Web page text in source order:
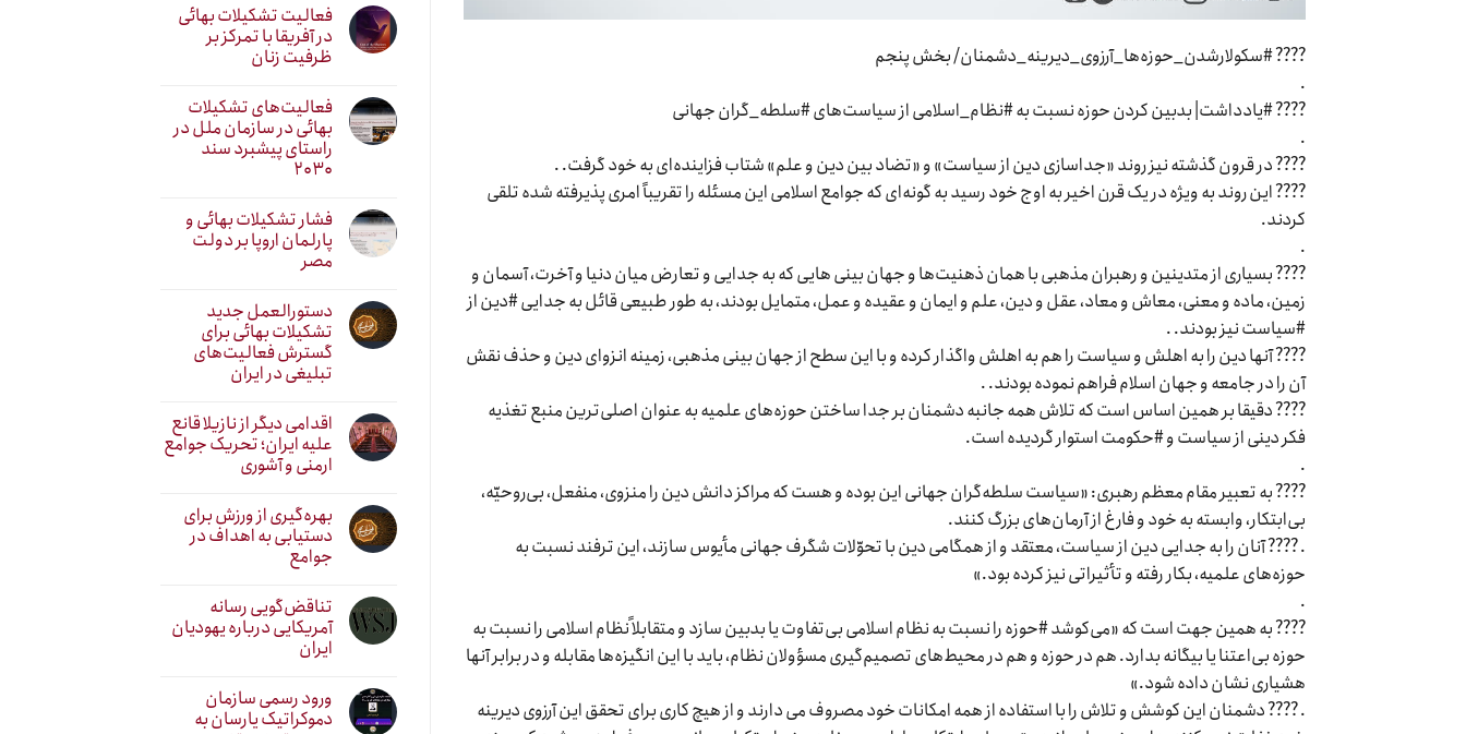
???? #سکولارشدن_حوزه‌ها_آرزوی_دیرینه_دشمنان/ بخش پنجم
.
???? #یادداشت| بدبین کردن حوزه نسبت به #نظام_اسلامی از سیاست‌های #سلطه_گران جهانی
.
???? در قرون گذشته نیز روند «جداسازی دین از سیاست» و «تضاد بین دین و علم» شتاب فزاینده‌ای به خود گرفت. .
???? این روند به ویژه در یک قرن اخیر به اوج خود رسید به گونه‌ای که جوامع اسلامی این مسئله را تقریباً امری پذیرفته شده تلقی
کردند.
.
???? بسیاری از متدینین و رهبران مذهبی با همان ذهنیت‌ها و جهان بینی هایی که به جدایی و تعارض میان دنیا و آخرت، آسمان و
زمین، ماده و معنی، معاش و معاد، عقل و دین، علم و ایمان و عقیده و عمل، متمایل بودند، به طور طبیعی قائل به جدایی #دین از
#سیاست نیز بودند. .
???? آنها دین را به اهلش و سیاست را هم به اهلش واگذار کرده و با این سطح از جهان بینی مذهبی، زمینه انزوای دین و حذف نقش
آن را در جامعه و جهان اسلام فراهم نموده بودند. .
???? دقیقا بر همین اساس است که تلاش همه جانبه دشمنان بر جدا ساختن حوزه‌های علمیه به عنوان اصلی‌ترین منبع تغذیه
فکر دینی از سیاست و #حکومت استوار گردیده است.
.
???? به تعبیر مقام معظم رهبری: «سیاست سلطه‌گران جهانی این بوده و هست که مراکز دانش دین را منزوی، منفعل، بی‌روحیّه،
بی‌ابتکار، وابسته به خود و فارغ از آرمان‌های بزرگ کنند.
. ???? آنان را به جدایی دین از سیاست، معتقد و از همگامی دین با تحوّلات شگرف جهانی مأیوس سازند، این ترفند نسبت به
حوزه‌های علمیه، بکار رفته و تأثیراتی نیز کرده بود.»
.
???? به همین جهت است که «می‌کوشد #حوزه را نسبت به نظام اسلامی بی‌تفاوت یا بدبین سازد و متقابلاً نظام اسلامی را نسبت به
حوزه بی‌اعتنا یا بیگانه بدارد. هم در حوزه و هم در محیط‌های تصمیم‌گیری مسؤولان نظام، باید با این انگیزه‌ها مقابله و در برابر آنها
هشیاری نشان داده شود.»
. ???? دشمنان این کوشش و تلاش را با استفاده از همه امکانات خود مصروف می دارند و از هیچ کاری برای تحقق این آرزوی دیرینه
فعالیت تشکیلات بهائی
در آفریقا با تمرکز بر
ظرفیت زنان
فعالیت‌های تشکیلات
بهائی در سازمان ملل در
راستای پیشبرد سند
۲۰۳۰
فشار تشکیلات بهائی و
پارلمان اروپا بر دولت
مصر
دستورالعمل جدید
تشکیلات بهائی برای
گسترش فعالیت‌های
تبلیغی در ایران
اقدامی دیگر از نازیلا قانع
علیه ایران؛ تحریک جوامع
ارمنی و آشوری
بهره‌گیری از ورزش برای
دستیابی به اهداف در
جوامع
تناقض‌گویی رسانه
آمریکایی درباره یهودیان
ایران
ورود رسمی سازمان
دموکراتیک یارسان به